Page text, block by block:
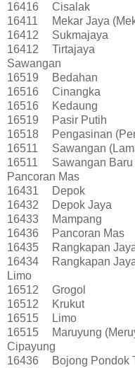
16416
Cisalak
16411
Mekar Jaya
16412
Sukmajaya
16412
Tirtajaya
Sawangan
16519
Bedahan
16516
Cinangka
16516
Kedaung
16519
Pasir Putih
16518
Pengasinan
16511
Sawangan
16511
Sawangan Baru
Pancoran Mas
16431
Depok
16432
Depok Jaya
16433
Mampang
16436
Pancoran Mas
16435
Rangkapan
16434
Rangkapan
Limo
16512
Grogol
16512
Krukut
16515
Limo
16515
Maruyung
Cipayung
16436
Bojong Pondok